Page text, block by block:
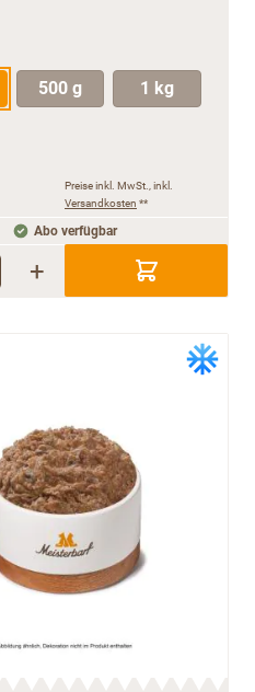
500 g 1 kg
Preise inkl. MwSt., inkl.
Versandkosten **
Abo verfügbar
+